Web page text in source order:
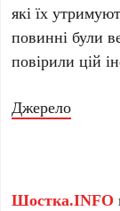
які їх
повинні були
повірили цій
Джерело
Шостка.INFO